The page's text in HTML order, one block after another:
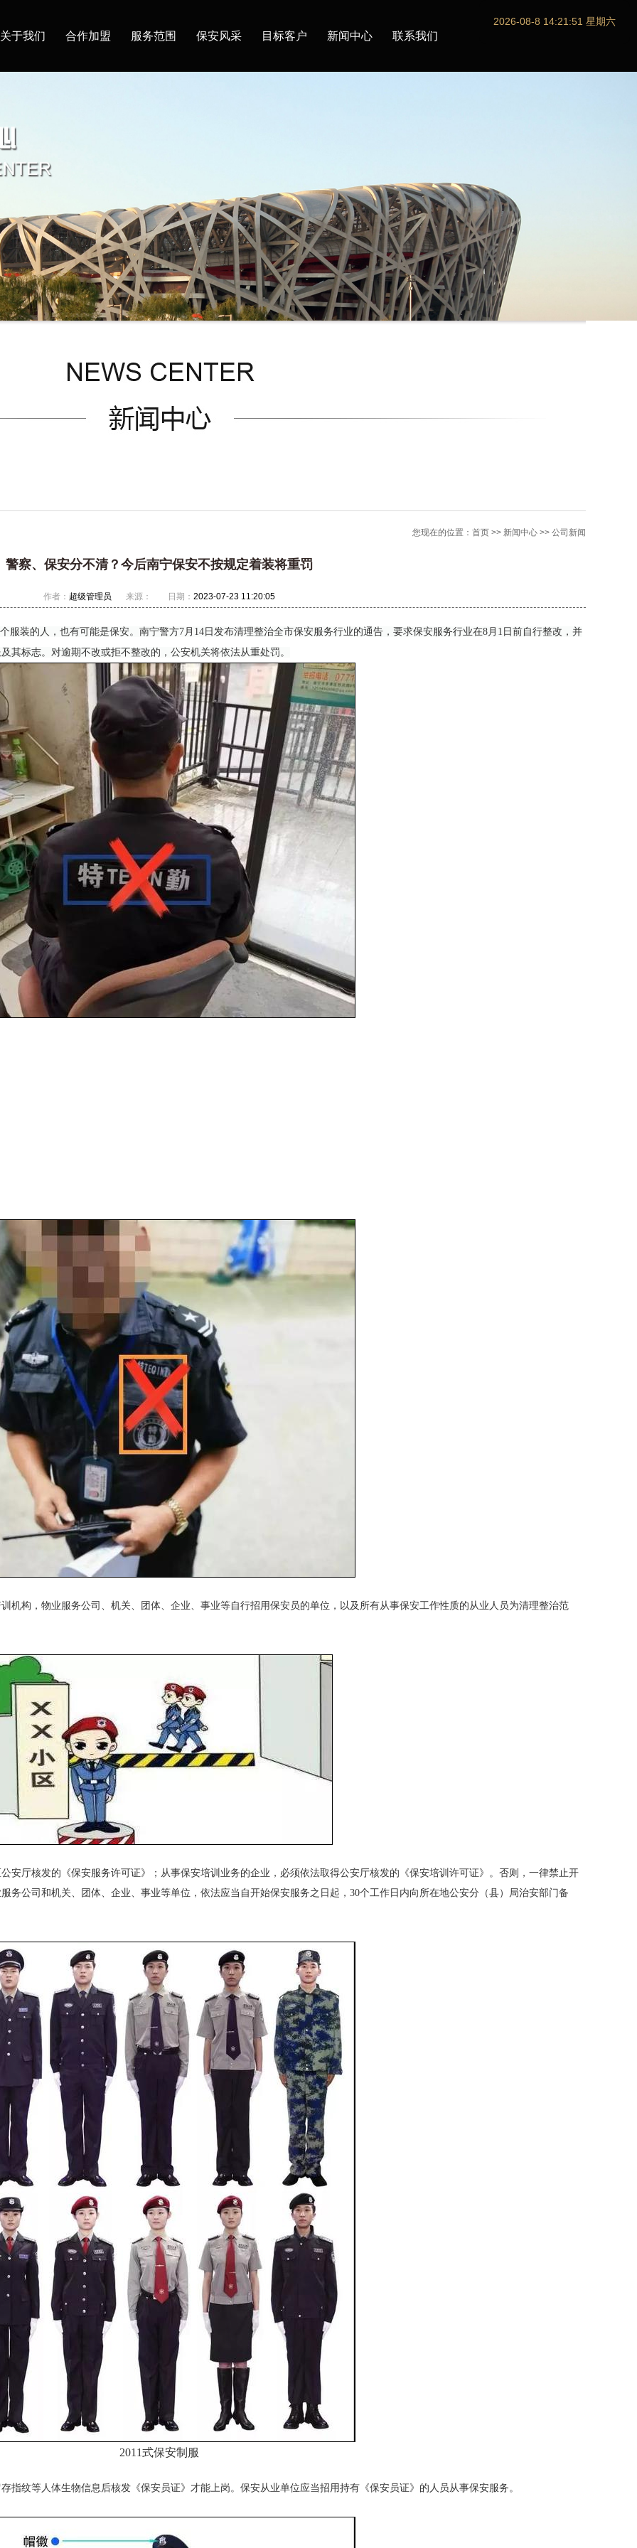
2026-08-8 14:21:52 星期六
关于我们 合作加盟 服务范围 保安风采 目标客户 新闻中心 联系我们
您现在的位置： 首页 >> 新闻中心 >> 公司新闻
警察、保安分不清？今后南宁保安不按规定着装将重罚
作者： 超级管理员 来源： 日期： 2023-07-23 11:20:05
服装的人，也有可能是保安。南宁警方7月14日发布清理整治全市保安服务行业的通告，要求保安服务行业在8月1日前自行整改，并
其标志。对逾期不改或拒不整改的，公安机关将依法从重处罚。
，物业服务公司、机关、团体、企业、事业等自行招用保安员的单位，以及所有从事保安工作性质的从业人员为清理整治范
核发的《保安服务许可证》；从事保安培训业务的企业，必须依法取得公安厅核发的《保安培训许可证》。否则，一律禁止开
务公司和机关、团体、企业、事业等单位，依法应当自开始保安服务之日起，30个工作日内向所在地公安分（县）局治安部门备
2011式保安制服
等人体生物信息后核发《保安员证》才能上岗。保安从业单位应当招用持有《保安员证》的人员从事保安服务。